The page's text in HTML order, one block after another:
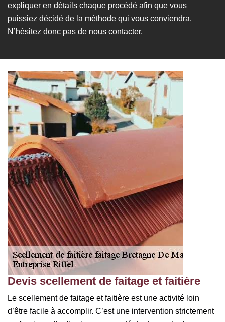
expliquer en détails chaque procédé afin que vous
puissiez décidé de la méthode qui vous conviendra.
N’hésitez donc pas de nous contacter.
Devis scellement de faitage et faitière
Le scellement de faitage et faitière est une activité loin
d’être facile à accomplir. C’est une intervention strictement